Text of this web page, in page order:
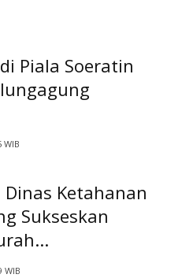
Piala Soeratin
WIB
Ketahanan
Sukseskan
WIB